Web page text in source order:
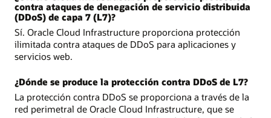
contra ataques de denegación de servicio distribuida
(DDoS) de capa 7 (L7)?
Sí. Oracle Cloud Infrastructure proporciona protección
ilimitada contra ataques de DDoS para aplicaciones y
servicios web.
¿Dónde se produce la protección contra DDoS de L7?
La protección contra DDoS se proporciona a través de la
red perimetral de Oracle Cloud Infrastructure, que se